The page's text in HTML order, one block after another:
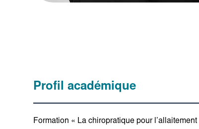
Profil académique
Formation « La chiropratique pour